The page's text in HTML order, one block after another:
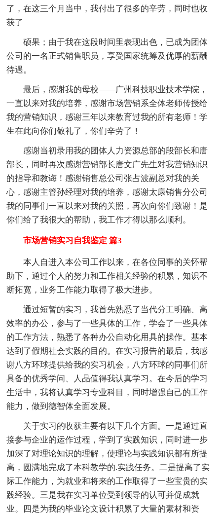
了，在这三个月当中，我付出了很多的辛劳，同时也收
获了
硕果；由于我在这段时间里表现出色，已成为团体
公司的一名正式销售职员，享受国家统筹及优厚的薪酬
待遇。
最后，感谢我的母校——广州科技职业技术学院，
一直以来对我的培养，感谢市场营销系全体老师传授给
我的营销知识，感谢三年以来教育过我的所有老师！学
生在此向你们敬礼了，你们辛劳了！
感谢当初录用我的团体人力资源总部的段部长和唐
部长，同时再次感谢营销部长唐文广先生对我营销知识
的指导和教诲！感谢销售总公司张占波副总对我的关
心，感谢主管孙经理对我的培养，感谢太康销售分公司
我的同事们一直以来对我的关照，再次向你们致谢！是
你们给了我很大的帮助，我工作才得以那么顺利。
市场营销实习自我鉴定 篇3
本人自进入本公司工作以来，在各位同事的关怀帮
助下，通过个人的努力和工作相关经验的积累，知识不
断拓宽，业务工作能力取得了极大进步。
通过短暂的实习，我首先熟悉了当代分工明确、高
效率的办公，参与了一些具体的工作，学会了一些具体
的工作方法，熟悉了各种办公自动化用具的操作。基本
达到了假期社会实践的目的。在实习报告的最后，我感
谢八方环球提供给我的实习机会，八方环球的同事们所
具备的优秀学问、人品值得我认真学习。在今后的学习
生活中，我将认真学习专业科目，同时增强自己的工作
能力，做到德智体全面发展。
关于实习的收获主要有以下几个方面。一是通过直
接参与企业的运作过程，学到了实践知识，同时进一步
加深了对理论知识的理解，使理论与实践知识都有所提
高，圆满地完成了本科教学的.实践任务。二是提高了实
际工作能力，为就业和将来的工作取得了一些宝贵的实
践经验。三是我在实习单位受到领导的认可并促成就
业。四是为我的毕业论文设计积累了大量的素材和资